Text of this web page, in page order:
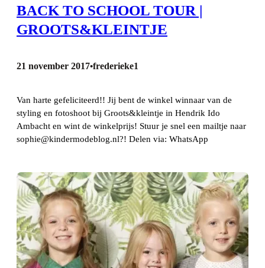
BACK TO SCHOOL TOUR |
GROOTS&KLEINTJE
21 november 2017•frederieke1
Van harte gefeliciteerd!! Jij bent de winkel winnaar van de
styling en fotoshoot bij Groots&kleintje in Hendrik Ido
Ambacht en wint de winkelprijs! Stuur je snel een mailtje naar
sophie@kindermodeblog.nl?! Delen via: WhatsApp